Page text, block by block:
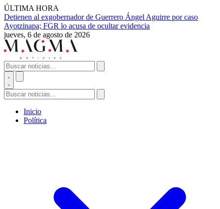
ÚLTIMA HORA
Detienen al exgobernador de Guerrero Ángel Aguirre por caso
Ayotzinapa; FGR lo acusa de ocultar evidencia
jueves, 6 de agosto de 2026
Inicio
Política